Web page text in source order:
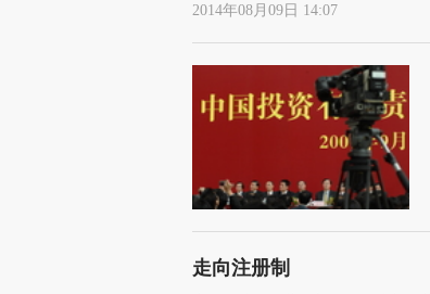
2014年08月09日 14:07
走向注册制